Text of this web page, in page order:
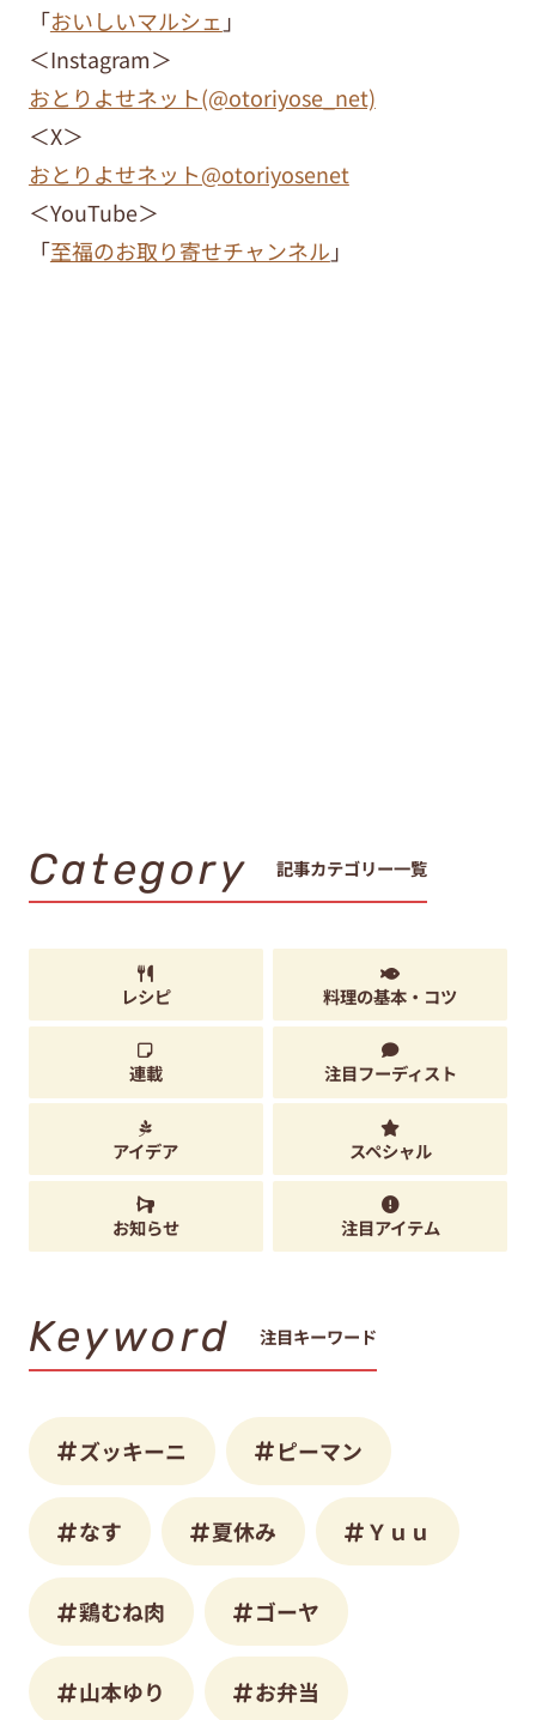
「おいしいマルシェ 」
＜Instagram＞
おとりよせネット(@otoriyose_net)
＜X＞
おとりよせネット@otoriyosenet
＜YouTube＞
「至福のお取り寄せチャンネル 」
Category 記事カテゴリー一覧
レシピ 料理の基本・コツ
連載 注目フーディスト
アイデア スペシャル
お知らせ 注目アイテム
Keyword 注目キーワード
ズッキーニ ピーマン
なす 夏休み Ｙｕｕ
鶏むね肉 ゴーヤ
山本ゆり お弁当